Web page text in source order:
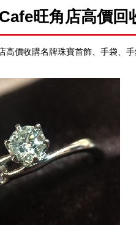
旺角店高價回
高價收購名牌珠寶首飾、手袋、